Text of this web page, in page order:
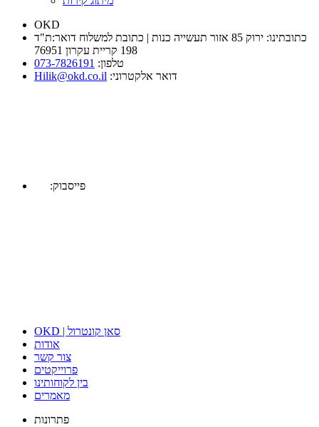
OKD
כתובתינו: ירוק 85 אזור תעשייה כנות | כתובת למשלוח דואר:ת"ד
198 קריית עקרון 76951
טלפון: 073-7826191
Hilik@okd.co.il :דואר אלקטרוני
:פייסבוק
OKD | סאן קונטרול
אודות
צור קשר
פרוייקטים
בין לקוחותינו
מאמרים
פתרונות